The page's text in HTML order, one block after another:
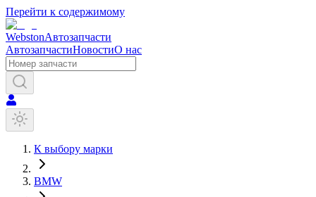
Перейти к содержимому
WebstonАвтозапчасти
АвтозапчастиНовостиО нас
К выбору марки
BMW